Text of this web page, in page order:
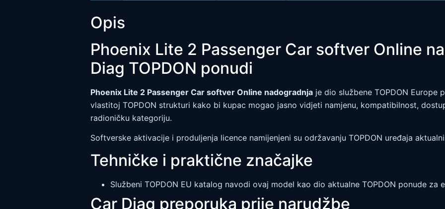
Opis
Phoenix Lite 2 Passenger Car softver Online
Diag TOPDON ponudi
Phoenix Lite 2 Passenger Car softver Online nadogradnja je dio službene TOPDON Europe
vlastitoj TOPDON strukturi kako bi kupac mogao jasno vidjeti namjenu, kompatibilnost,
radioničku kategoriju.
Softverske aktivacije i produljenja licence namijenjeni su održavanju TOPDON uređaja
Tehničke i praktične značajke
Službeni TOPDON EU katalog navodi ovaj model kao dio aktualne TOPDON ponude za
Car Diag preporuka prije narudžbe